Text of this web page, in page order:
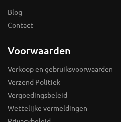
Blog
Contact
Voorwaarden
Verkoop en gebruiksvoorwaarden
Verzend Politiek
Vergoedingsbeleid
Wettelijke vermeldingen